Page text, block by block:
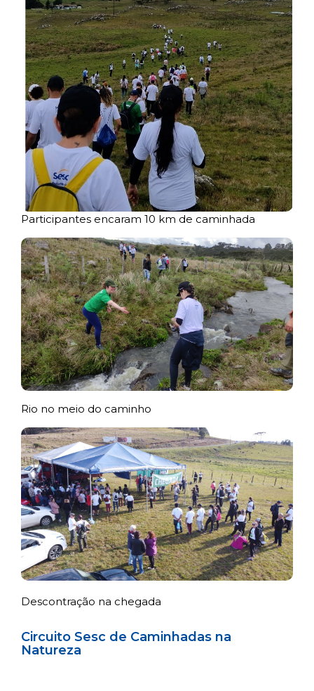
Participantes encaram 10 km de caminhada
Rio no meio do caminho
Descontração na chegada
Circuito Sesc de Caminhadas na
Natureza